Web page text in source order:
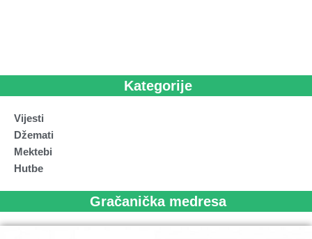
Kategorije
Vijesti
Džemati
Mektebi
Hutbe
Gračanička medresa